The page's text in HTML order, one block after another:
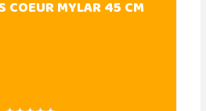
COEUR MYLAR 45 CM